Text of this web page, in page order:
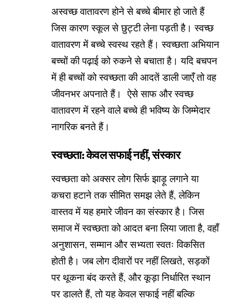
अस्वच्छ वातावरण होने से बच्चे बीमार हो जाते हैं
जिस कारण स्कूल से छुट्टी लेना पड़ती है। स्वच्छ
वातावरण में बच्चे स्वस्थ रहते हैं। स्वच्छता अभियान
बच्चों की पढ़ाई को रुकने से बचाता है। यदि बचपन
में ही बच्चों को स्वच्छता की आदतें डाली जाएँ तो वह
जीवनभर अपनाते हैं। ऐसे साफ और स्वच्छ
वातावरण में रहने वाले बच्चे ही भविष्य के जिम्मेदार
नागरिक बनते हैं।
स्वच्छता: केवल सफाई नहीं, संस्कार
स्वच्छता को अक्सर लोग सिर्फ झाड़ू लगाने या
कचरा हटाने तक सीमित समझ लेते हैं, लेकिन
वास्तव में यह हमारे जीवन का संस्कार है। जिस
समाज में स्वच्छता को आदत बना लिया जाता है, वहाँ
अनुशासन, सम्मान और सभ्यता स्वतः विकसित
होती है। जब लोग दीवारों पर नहीं लिखते, सड़कों
पर थूकना बंद करते हैं, और कूड़ा निर्धारित स्थान
पर डालते हैं, तो यह केवल सफाई नहीं बल्कि